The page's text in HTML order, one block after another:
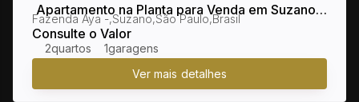
Apartamento na Planta para Venda em Suzano /
SP no bairro Fazenda Aya
Consulte o Valor
Fazenda Aya ,Suzano,São Paulo,Brasil
2 1